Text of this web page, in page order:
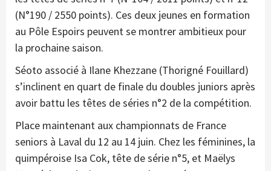
(N°190 / 2550 points). Ces deux jeunes en formation
au Pôle Espoirs peuvent se montrer ambitieux pour
la prochaine saison.
Séoto associé à Ilane Khezzane (Thorigné Fouillard)
s’inclinent en quart de finale du doubles juniors après
avoir battu les têtes de séries n°2 de la compétition.
Place maintenant aux championnats de France
seniors à Laval du 12 au 14 juin. Chez les féminines, la
quimpéroise Isa Cok, tête de série n°5, et Maëlys